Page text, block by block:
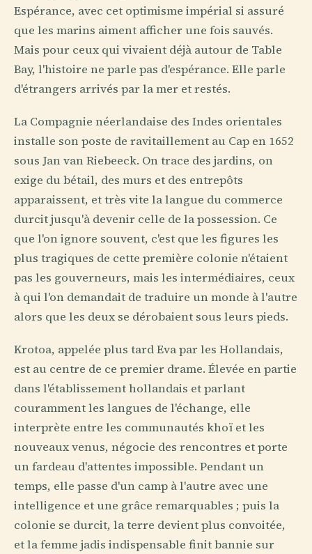
Espérance, avec cet optimisme impérial si assuré
que les marins aiment afficher une fois sauvés.
Mais pour ceux qui vivaient déjà autour de Table
Bay, l'histoire ne parle pas d'espérance. Elle parle
d'étrangers arrivés par la mer et restés.
La Compagnie néerlandaise des Indes orientales
installe son poste de ravitaillement au Cap en 1652
sous Jan van Riebeeck. On trace des jardins, on
exige du bétail, des murs et des entrepôts
apparaissent, et très vite la langue du commerce
durcit jusqu'à devenir celle de la possession. Ce
que l'on ignore souvent, c'est que les figures les
plus tragiques de cette première colonie n'étaient
pas les gouverneurs, mais les intermédiaires, ceux
à qui l'on demandait de traduire un monde à l'autre
alors que les deux se dérobaient sous leurs pieds.
Krotoa, appelée plus tard Eva par les Hollandais,
est au centre de ce premier drame. Élevée en partie
dans l'établissement hollandais et parlant
couramment les langues de l'échange, elle
interprète entre les communautés khoï et les
nouveaux venus, négocie des rencontres et porte
un fardeau d'attentes impossible. Pendant un
temps, elle passe d'un camp à l'autre avec une
intelligence et une grâce remarquables ; puis la
colonie se durcit, la terre devient plus convoitée,
et la femme jadis indispensable finit bannie sur